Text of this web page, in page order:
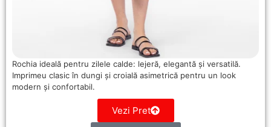
Rochia ideală pentru zilele calde: lejeră, elegantă și versatilă.
Imprimeu clasic în dungi și croială asimetrică pentru un look
modern și confortabil.
Vezi Pret